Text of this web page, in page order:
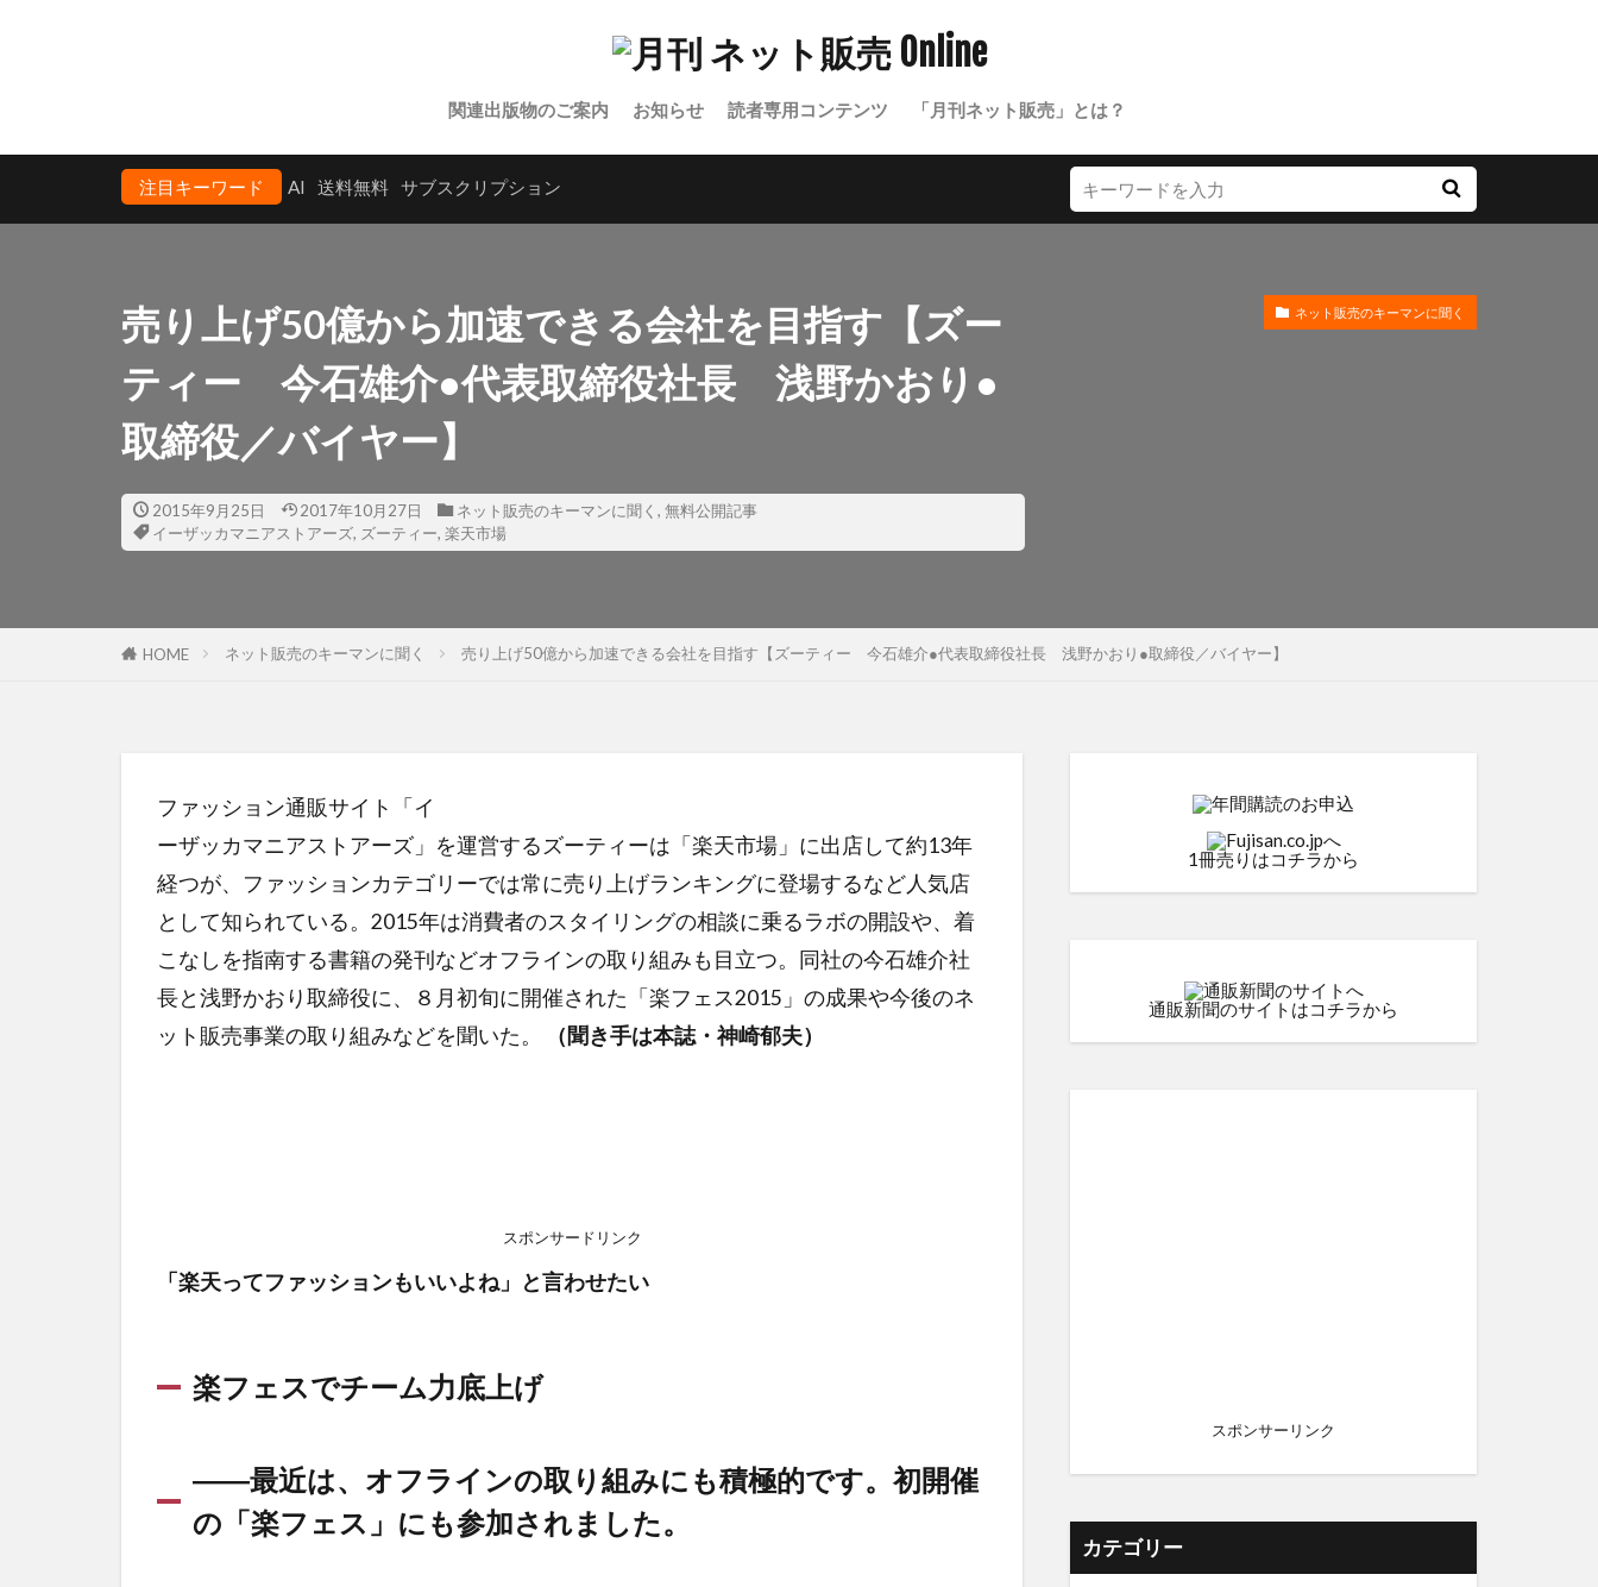
関連出版物のご案内 お知らせ 読者専用コンテンツ 「月刊ネット販売」とは？
注目キーワード AI 送料無料 サブスクリプション
売り上げ50億から加速できる会社を目指す【ズー
ティー 今石雄介●代表取締役社長 浅野かおり●
取締役／バイヤー】
2015年9月25日 2017年10月27日 ネット販売のキーマンに聞く , 無料公開記事
イーザッカマニアストアーズ, ズーティー, 楽天市場
ネット販売のキーマンに聞く
HOME ネット販売のキーマンに聞く 売り上げ50億から加速できる会社を目指す【ズーティー 今石雄介●代表取締役社長 浅野かおり●取締役／バイヤー】
ファッション通販サイト「イ
ーザッカマニアストアーズ」を運営するズーティーは「楽天市場」に出店して約13年
経つが、ファッションカテゴリーでは常に売り上げランキングに登場するなど人気店
として知られている。2015年は消費者のスタイリングの相談に乗るラボの開設や、着
こなしを指南する書籍の発刊などオフラインの取り組みも目立つ。同社の今石雄介社
長と浅野かおり取締役に、８月初旬に開催された「楽フェス2015」の成果や今後のネ
ット販売事業の取り組みなどを聞いた。
（聞き手は本誌・神崎郁夫）
スポンサードリンク
「楽天ってファッションもいいよね」と言わせたい
楽フェスでチーム力底上げ
――最近は、オフラインの取り組みにも積極的です。初開催
の「楽フェス」にも参加されました。
1冊売りはコチラから
通販新聞のサイトはコチラから
スポンサーリンク
カテゴリー